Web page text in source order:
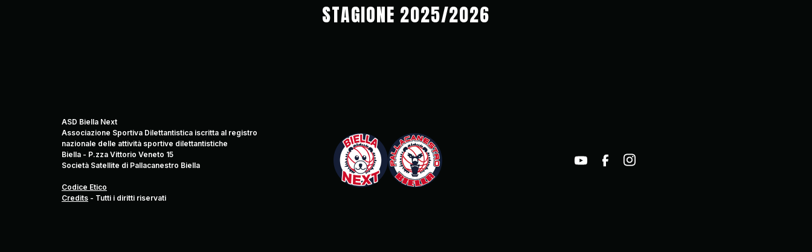
STAGIONE 2025/2026
ASD Biella Next
Associazione Sportiva Dilettantistica iscritta al registro
nazionale delle attività sportive dilettantistiche
Biella - P.zza Vittorio Veneto 15
Società Satellite di Pallacanestro Biella
Codice Etico
Credits - Tutti i diritti riservati